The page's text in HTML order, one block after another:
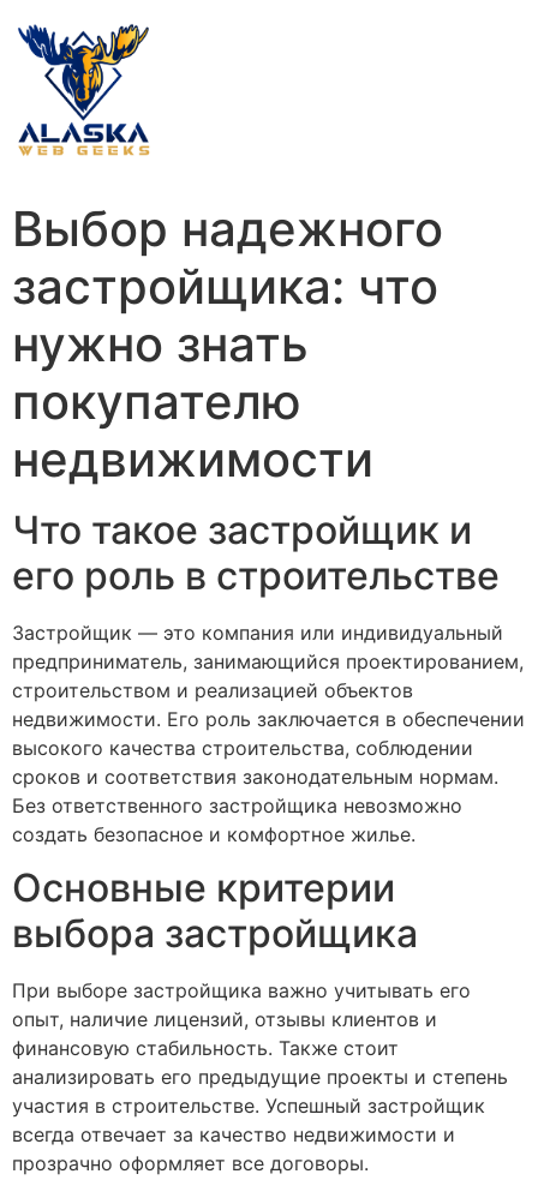
Выбор надежного
застройщика: что
нужно знать
покупателю
недвижимости
Что такое застройщик и
его роль в строительстве
Застройщик — это компания или индивидуальный
предприниматель, занимающийся проектированием,
строительством и реализацией объектов
недвижимости. Его роль заключается в обеспечении
высокого качества строительства, соблюдении
сроков и соответствия законодательным нормам.
Без ответственного застройщика невозможно
создать безопасное и комфортное жилье.
Основные критерии
выбора застройщика
При выборе застройщика важно учитывать его
опыт, наличие лицензий, отзывы клиентов и
финансовую стабильность. Также стоит
анализировать его предыдущие проекты и степень
участия в строительстве. Успешный застройщик
всегда отвечает за качество недвижимости и
прозрачно оформляет все договоры.